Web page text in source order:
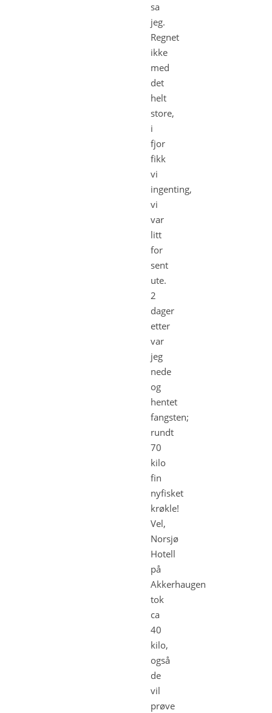
sa
jeg.
Regnet
ikke
med
det
helt
store,
i
fjor
fikk
vi
ingenting,
vi
var
litt
for
sent
ute.
2
dager
etter
var
jeg
nede
og
hentet
fangsten;
rundt
70
kilo
fin
nyfisket
krøkle!
Vel,
Norsjø
Hotell
på
Akkerhaugen
tok
ca
40
kilo,
også
de
vil
prøve